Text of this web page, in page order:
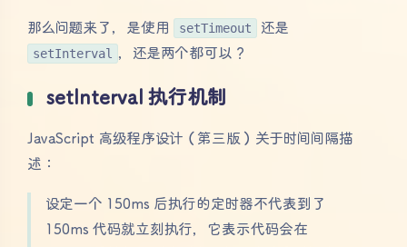
那么问题来了，是使用 setTimeout 还是
setInterval ，还是两个都可以？
setInterval 执行机制
JavaScript 高级程序设计（第三版）关于时间间隔描
述：
设定一个 150ms 后执行的定时器不代表到了
150ms 代码就立刻执行，它表示代码会在